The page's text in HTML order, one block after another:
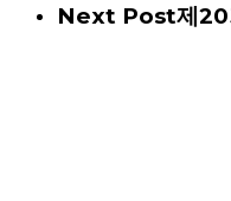
Next Post제20